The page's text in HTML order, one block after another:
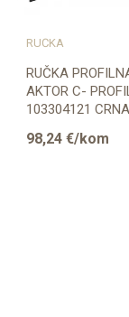
RUČKA
RUČKA
AKTOR C-
103304121 CRNA
98,24 €/kom